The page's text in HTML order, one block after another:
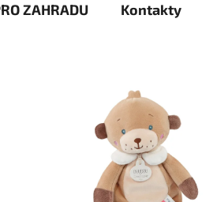
ZAHRADU Kontakty